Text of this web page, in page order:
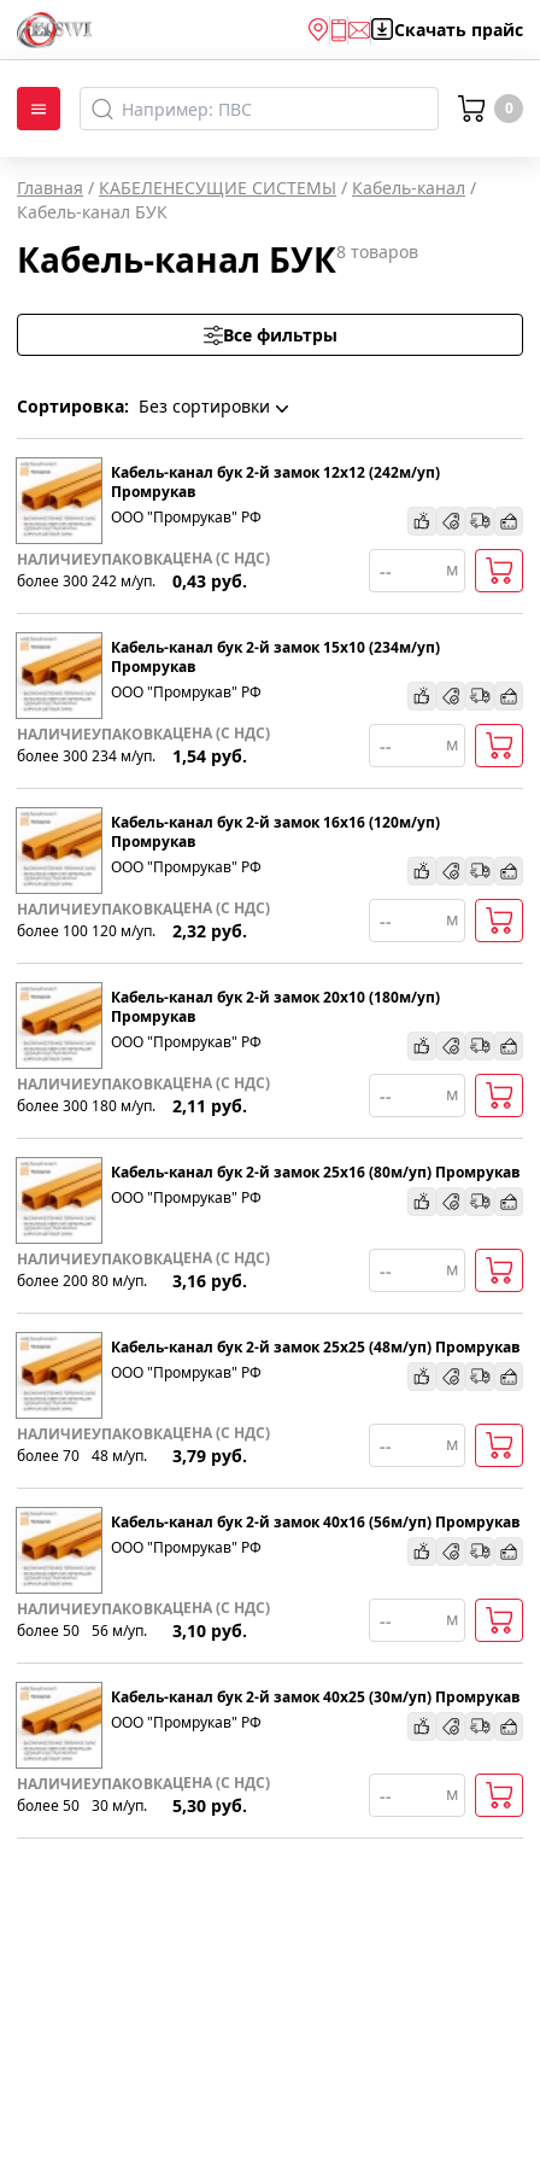
Скачать прайс
0
Главная / КАБЕЛЕНЕСУЩИЕ СИСТЕМЫ / Кабель-канал /
Кабель-канал БУК
Кабель-канал БУК8 товаров
Все фильтры
Сортировка: Без сортировки
Без сортировки
По наименованию
Популярности
Возрастанию цены
Убыванию цены
Кабель-канал бук 2-й замок 12х12 (242м/уп)
Промрукав
ООО "Промрукав" РФ
НАЛИЧИЕ
более 300
УПАКОВКА
242 м/уп.
ЦЕНА (С НДС)
0,43 руб.
м
Кабель-канал бук 2-й замок 15х10 (234м/уп)
Промрукав
ООО "Промрукав" РФ
НАЛИЧИЕ
более 300
УПАКОВКА
234 м/уп.
ЦЕНА (С НДС)
1,54 руб.
м
Кабель-канал бук 2-й замок 16х16 (120м/уп)
Промрукав
ООО "Промрукав" РФ
НАЛИЧИЕ
более 100
УПАКОВКА
120 м/уп.
ЦЕНА (С НДС)
2,32 руб.
м
Кабель-канал бук 2-й замок 20х10 (180м/уп)
Промрукав
ООО "Промрукав" РФ
НАЛИЧИЕ
более 300
УПАКОВКА
180 м/уп.
ЦЕНА (С НДС)
2,11 руб.
м
Кабель-канал бук 2-й замок 25х16 (80м/уп) Промрукав
ООО "Промрукав" РФ
НАЛИЧИЕ
более 200
УПАКОВКА
80 м/уп.
ЦЕНА (С НДС)
3,16 руб.
м
Кабель-канал бук 2-й замок 25х25 (48м/уп) Промрукав
ООО "Промрукав" РФ
НАЛИЧИЕ
более 70
УПАКОВКА
48 м/уп.
ЦЕНА (С НДС)
3,79 руб.
м
Кабель-канал бук 2-й замок 40х16 (56м/уп) Промрукав
ООО "Промрукав" РФ
НАЛИЧИЕ
более 50
УПАКОВКА
56 м/уп.
ЦЕНА (С НДС)
3,10 руб.
м
Кабель-канал бук 2-й замок 40х25 (30м/уп) Промрукав
ООО "Промрукав" РФ
НАЛИЧИЕ
более 50
УПАКОВКА
30 м/уп.
ЦЕНА (С НДС)
5,30 руб.
м